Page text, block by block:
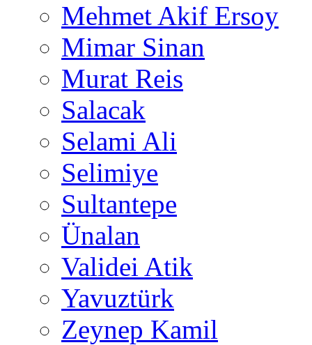
Mehmet Akif Ersoy
Mimar Sinan
Murat Reis
Salacak
Selami Ali
Selimiye
Sultantepe
Ünalan
Validei Atik
Yavuztürk
Zeynep Kamil